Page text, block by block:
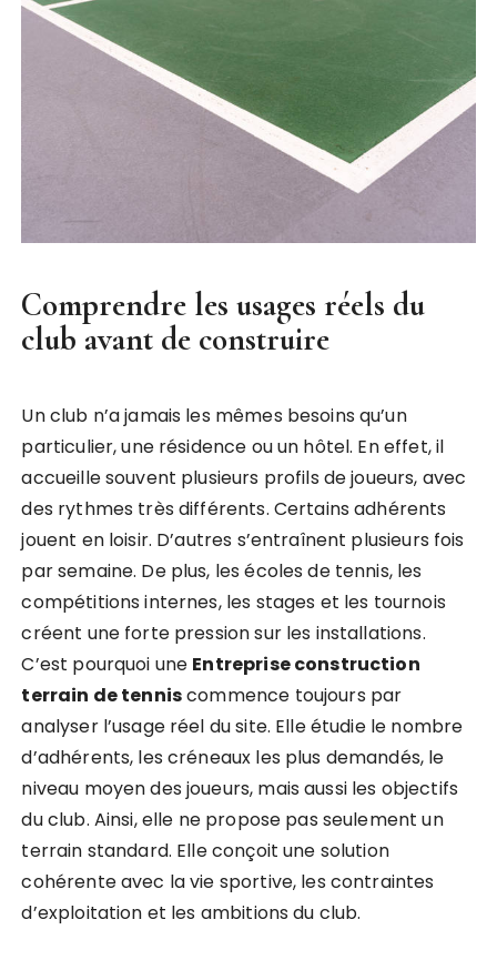
Comprendre les usages réels du
club avant de construire
Un club n’a jamais les mêmes besoins qu’un
particulier, une résidence ou un hôtel. En effet, il
accueille souvent plusieurs profils de joueurs, avec
des rythmes très différents. Certains adhérents
jouent en loisir. D’autres s’entraînent plusieurs fois
par semaine. De plus, les écoles de tennis, les
compétitions internes, les stages et les tournois
créent une forte pression sur les installations.
C’est pourquoi une Entreprise construction
terrain de tenniscommence toujours par
analyser l’usage réel du site. Elle étudie le nombre
d’adhérents, les créneaux les plus demandés, le
niveau moyen des joueurs, mais aussi les objectifs
du club. Ainsi, elle ne propose pas seulement un
terrain standard. Elle conçoit une solution
cohérente avec la vie sportive, les contraintes
d’exploitation et les ambitions du club.